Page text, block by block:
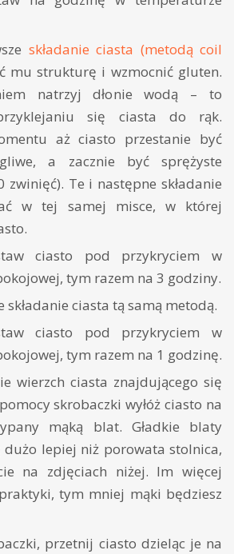
składanie ciasta (metodą coil
mu strukturę i wzmocnić gluten.
natrzyj dłonie wodą – to
się ciasta do rąk.
aż ciasto przestanie być
a zacznie być sprężyste
Te i następne składanie
w tej samej misce, w której
ciasto pod przykryciem w
tym razem na 3 godziny.
ciasta tą samą metodą.
ciasto pod przykryciem w
tym razem na 1 godzinę.
wierzch ciasta znajdującego się
skrobaczki wyłóż ciasto na
mąką blat. Gładkie blaty
dużo lepiej niż porowata stolnica,
na zdjęciach niżej. Im więcej
tym mniej mąki będziesz
przetnij ciasto dzieląc je na